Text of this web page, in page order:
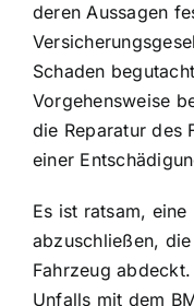
deren Aussagen
Schaden
Vorgehensweise
die Reparatur des
einer
Es ist ratsam,
abzuschließen,
Fahrzeug
Unfalls mit dem